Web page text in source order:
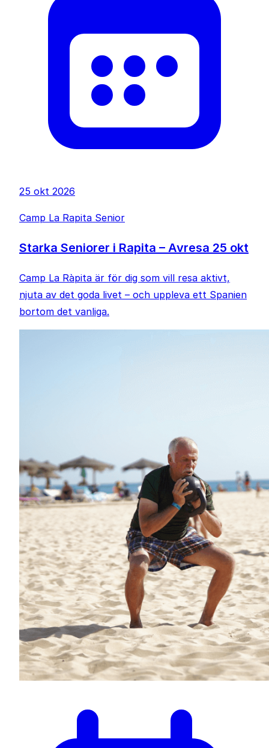
25 okt 2026
Camp La Rapita Senior
Starka Seniorer i Rapita – Avresa 25 okt
Camp La Ràpita är för dig som vill resa aktivt,
njuta av det goda livet – och uppleva ett Spanien
bortom det vanliga.